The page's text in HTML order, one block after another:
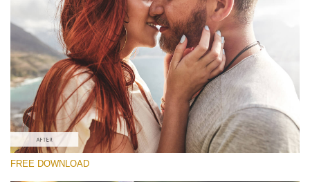
Matte Effect
(30 Lr Presets)
Matte Complete
(130 Lr Presets)
Entire Collection
(2067 Lr Presets)
FREE DOWNLOAD